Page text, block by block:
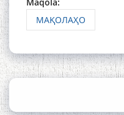
Maqola:
МАҚОЛАҲО